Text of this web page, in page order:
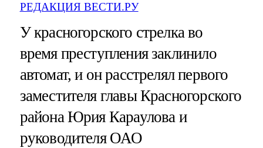
РЕДАКЦИЯ ВЕСТИ.РУ
У красногорского стрелка во
время преступления заклинило
автомат, и он расстрелял первого
заместителя главы Красногорского
района Юрия Караулова и
руководителя ОАО